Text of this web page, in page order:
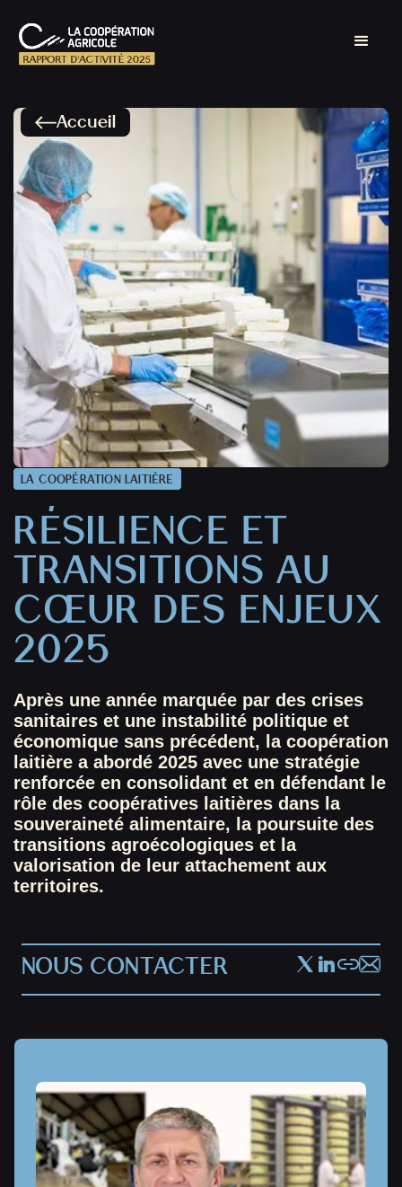
Accueil
LA COOPÉRATION LAITIÈRE
RÉSILIENCE ET
TRANSITIONS AU
CŒUR DES ENJEUX
2025
Après une année marquée par des crises
sanitaires et une instabilité politique et
économique sans précédent, la coopération
laitière a abordé 2025 avec une stratégie
renforcée en consolidant et en défendant le
rôle des coopératives laitières dans la
souveraineté alimentaire, la poursuite des
transitions agroécologiques et la
valorisation de leur attachement aux
territoires.
NOUS CONTACTER